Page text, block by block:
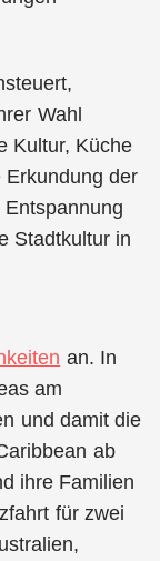
Wahl
Kultur, Küche
der
Stadtkultur in
an. In
am
und damit die
ab
ihre Familien
für zwei